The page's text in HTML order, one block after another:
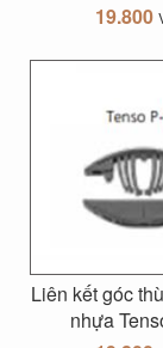
19.800
Liên kết góc
nhựa